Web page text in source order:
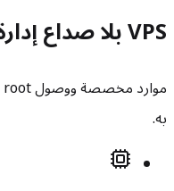
VPS بلا صداع إدارة الخوادم
به.